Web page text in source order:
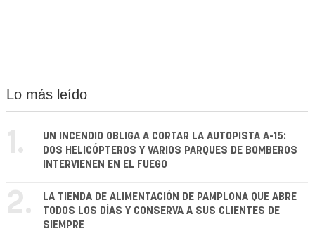
Lo más leído
1.
UN INCENDIO OBLIGA A CORTAR LA AUTOPISTA A-15:
DOS HELICÓPTEROS Y VARIOS PARQUES DE BOMBEROS
INTERVIENEN EN EL FUEGO
2.
LA TIENDA DE ALIMENTACIÓN DE PAMPLONA QUE ABRE
TODOS LOS DÍAS Y CONSERVA A SUS CLIENTES DE
SIEMPRE